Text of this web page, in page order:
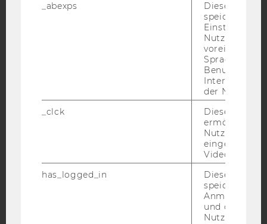
BARRIEREFREIHEITSERKLÄRUNG WEBSEITE
DATENSCHUTZERKLÄRUNG
DATENSCHUTZERKLÄRUNG SOCIAL MEDIA
STUDIENBEWERBER*INNEN UND STUDIERENDE
COOKIE EINSTELLUNGEN
Barrierefreiheitserklärung
_abexps
Dieses Cookie
speichert
Nutzer*in, zB.
Sprache,
der Nutzer*in
_clck
Dieses Cookie
ermöglicht
Nutzung des
Video Players
has_logged_in
Dieses Cookie
speichert
und ob sich
Nutzer*in